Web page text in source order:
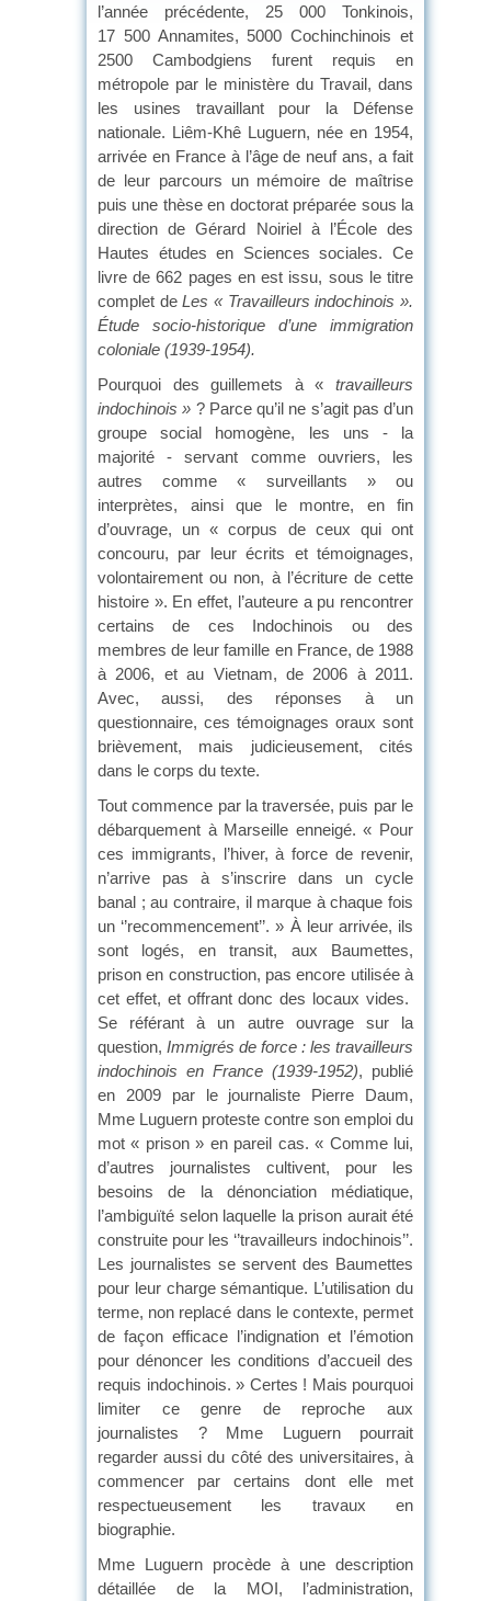
l’année précédente, 25 000 Tonkinois,
17 500 Annamites, 5000 Cochinchinois et
2500 Cambodgiens furent requis en
métropole par le ministère du Travail, dans
les usines travaillant pour la Défense
nationale. Liêm-Khê Luguern, née en 1954,
arrivée en France à l’âge de neuf ans, a fait
de leur parcours un mémoire de maîtrise
puis une thèse en doctorat préparée sous la
direction de Gérard Noiriel à l’École des
Hautes études en Sciences sociales. Ce
livre de 662 pages en est issu, sous le titre
complet deLes « Travailleurs indochinois ».
Étude socio-historique d’une immigration
coloniale (1939-1954).
Pourquoi des guillemets à « travailleurs
indochinois » ? Parce qu’il ne s’agit pas d’un
groupe social homogène, les uns - la
majorité - servant comme ouvriers, les
autres comme « surveillants » ou
interprètes, ainsi que le montre, en fin
d’ouvrage, un « corpus de ceux qui ont
concouru, par leur écrits et témoignages,
volontairement ou non, à l’écriture de cette
histoire ». En effet, l’auteure a pu rencontrer
certains de ces Indochinois ou des
membres de leur famille en France, de 1988
à 2006, et au Vietnam, de 2006 à 2011.
Avec, aussi, des réponses à un
questionnaire, ces témoignages oraux sont
brièvement, mais judicieusement, cités
dans le corps du texte.
Tout commence par la traversée, puis par le
débarquement à Marseille enneigé. « Pour
ces immigrants, l’hiver, à force de revenir,
n’arrive pas à s’inscrire dans un cycle
banal ; au contraire, il marque à chaque fois
un ‘’recommencement’’. » À leur arrivée, ils
sont logés, en transit, aux Baumettes,
prison en construction, pas encore utilisée à
cet effet, et offrant donc des locaux vides.
Se référant à un autre ouvrage sur la
question, Immigrés de force : les travailleurs
indochinois en France (1939-1952), publié
en 2009 par le journaliste Pierre Daum,
Mme Luguern proteste contre son emploi du
mot « prison » en pareil cas. « Comme lui,
d’autres journalistes cultivent, pour les
besoins de la dénonciation médiatique,
l’ambiguïté selon laquelle la prison aurait été
construite pour les ‘’travailleurs indochinois’’.
Les journalistes se servent des Baumettes
pour leur charge sémantique. L’utilisation du
terme, non replacé dans le contexte, permet
de façon efficace l’indignation et l’émotion
pour dénoncer les conditions d’accueil des
requis indochinois. » Certes ! Mais pourquoi
limiter ce genre de reproche aux
journalistes ? Mme Luguern pourrait
regarder aussi du côté des universitaires, à
commencer par certains dont elle met
respectueusement les travaux en
biographie.
Mme Luguern procède à une description
détaillée de la MOI, l’administration,